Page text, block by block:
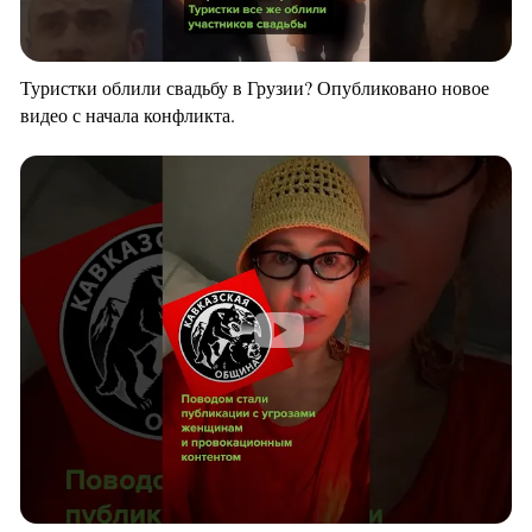
Туристки облили свадьбу в Грузии? Опубликовано новое
видео с начала конфликта.